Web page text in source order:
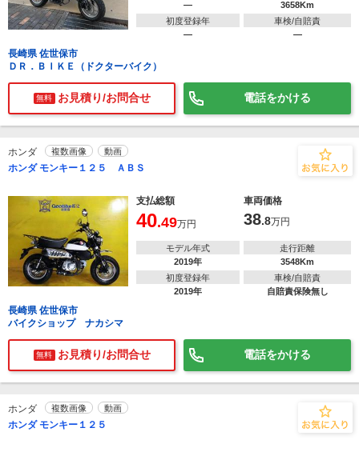
―
3658Km
初度登録年
―
車検/自賠責
―
長崎県 佐世保市
ＤＲ．ＢＩＫＥ（ドクターバイク）
無料 お見積り/お問合せ 電話をかける
ホンダ 複数画像 動画
ホンダ モンキー１２５ ＡＢＳ
支払総額 車両価格
40.49万円 38.8万円
モデル年式
2019年
走行距離
3548Km
初度登録年
2019年
車検/自賠責
自賠責保険無し
長崎県 佐世保市
バイクショップ ナカシマ
無料 お見積り/お問合せ 電話をかける
ホンダ 複数画像 動画
ホンダ モンキー１２５